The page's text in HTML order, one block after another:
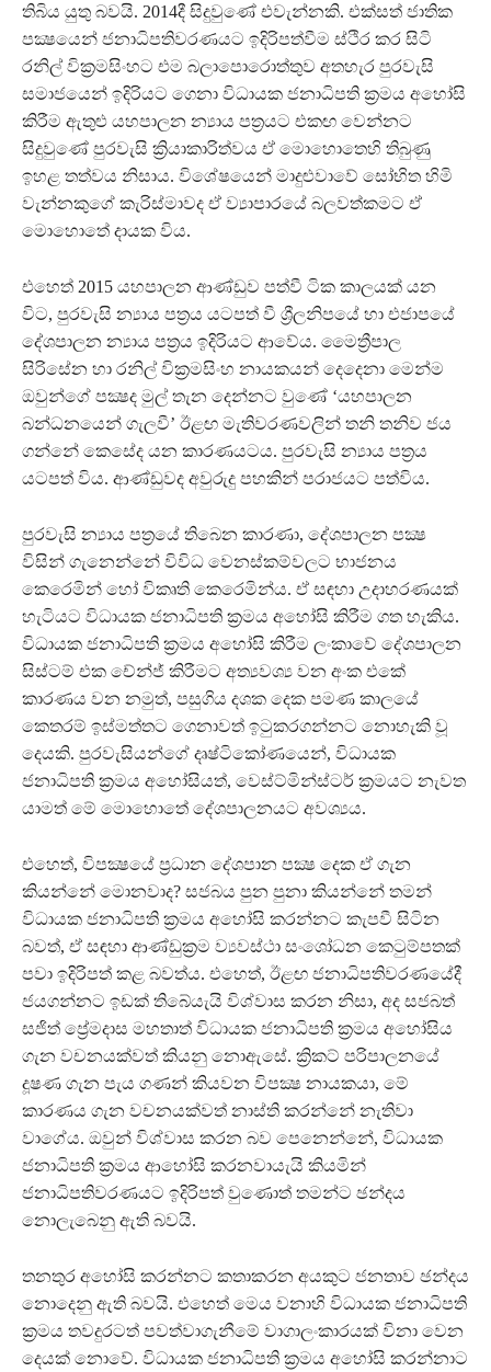
තිබිය යුතු බවයි. 2014දී සිදුවුණේ එවැන්නකි. එක්සත් ජාතික
පක්‍ෂයෙන් ජනාධිපතිවරණයට ඉදිරිපත්වීම ස්ථිර කර සිටි
රනිල් වික්‍රමසිංහට එම බලාපොරොත්තුව අතහැර පුරවැසි
සමාජයෙන් ඉදිරියට ගෙනා විධායක ජනාධිපති ක්‍රමය අහෝසි
කිරීම ඇතුළු යහපාලන න්‍යාය පත්‍රයට එකඟ වෙන්නට
සිදුවුණේ පුරවැසි ක්‍රියාකාරිත්වය ඒ මොහොතෙහි තිබුණු
ඉහළ තත්වය නිසාය. විශේෂයෙන් මාදුළුවාවේ සෝභිත හිමි
වැන්නකුගේ කැරිස්මාවද ඒ ව්‍යාපාරයේ බලවත්කමට ඒ
මොහොතේ දායක විය.
එහෙත් 2015 යහපාලන ආණ්ඩුව පත්වී ටික කාලයක් යන
විට, පුරවැසි න්‍යාය පත්‍රය යටපත් වී ශ්‍රීලනිපයේ හා එජාපයේ
දේශපාලන න්‍යාය පත්‍රය ඉදිරියට ආවේය. මෛත්‍රීපාල
සිරිසේන හා රනිල් වික්‍රමසිංහ නායකයන් දෙදෙනා මෙන්ම
ඔවුන්ගේ පක්‍ෂද මුල් තැන දෙන්නට වුණේ ‘යහපාලන
බන්ධනයෙන් ගැලවී’ ඊළඟ මැතිවරණවලින් තනි තනිව ජය
ගන්නේ කෙසේද යන කාරණයටය. පුරවැසි න්‍යාය පත්‍රය
යටපත් විය. ආණ්ඩුවද අවුරුදු පහකින් පරාජයට පත්විය.
පුරවැසි න්‍යාය පත්‍රයේ තිබෙන කාරණා, දේශපාලන පක්‍ෂ
විසින් ගැනෙන්නේ විවිධ වෙනස්කම්වලට භාජනය
කෙරෙමින් හෝ විකෘති කෙරෙමින්ය. ඒ සඳහා උදාහරණයක්
හැටියට විධායක ජනාධිපති ක්‍රමය අහෝසි කිරීම ගත හැකිය.
විධායක ජනාධිපති ක්‍රමය අහෝසි කිරීම ලංකාවේ දේශපාලන
සිස්ටම් එක චේන්ජ් කිරීමට අත්‍යවශ්‍ය වන අංක එකේ
කාරණය වන නමුත්, පසුගිය දශක දෙක පමණ කාලයේ
කෙතරම් ඉස්මත්තට ගෙනාවත් ඉටුකරගන්නට නොහැකි වූ
දෙයකි. පුරවැසියන්ගේ දෘෂ්ටිකෝණයෙන්, විධායක
ජනාධිපති ක්‍රමය අහෝසියත්, වෙස්ට්මින්ස්ටර් ක්‍රමයට නැවත
යාමත් මේ මොහොතේ දේශපාලනයට අවශ්‍යය.
එහෙත්, විපක්‍ෂයේ ප්‍රධාන දේශපාන පක්‍ෂ දෙක ඒ ගැන
කියන්නේ මොනවාද? සජබය පුන පුනා කියන්නේ තමන්
විධායක ජනාධිපති ක්‍රමය අහෝසි කරන්නට කැපවී සිටින
බවත්, ඒ සඳහා ආණ්ඩුක්‍රම ව්‍යවස්ථා සංශෝධන කෙටුම්පතක්
පවා ඉදිරිපත් කළ බවත්ය. එහෙත්, ඊළඟ ජනාධිපතිවරණයේදී
ජයගන්නට ඉඩක් තිබේයැයි විශ්වාස කරන නිසා, අද සජබත්
සජිත් ප්‍රේමදාස මහතාත් විධායක ජනාධිපති ක්‍රමය අහෝසිය
ගැන වචනයක්වත් කියනු නොඇසේ. ක්‍රිකට් පරිපාලනයේ
දූෂණ ගැන පැය ගණන් කියවන විපක්‍ෂ නායකයා, මේ
කාරණය ගැන වචනයක්වත් නාස්ති කරන්නේ නැතිවා
වාගේය. ඔවුන් විශ්වාස කරන බව පෙනෙන්නේ, විධායක
ජනාධිපති ක්‍රමය ආහෝසි කරනවායැයි කියමින්
ජනාධිපතිවරණයට ඉදිරිපත් වුණොත් තමන්ට ඡන්දය
නොලැබෙනු ඇති බවයි.
තනතුර අහෝසි කරන්නට කතාකරන අයකුට ජනතාව ඡන්දය
නොදෙනු ඇති බවයි. එහෙත් මෙය වනාහි විධායක ජනාධිපති
ක්‍රමය තවදුරටත් පවත්වාගැනීමේ වාගාලංකාරයක් විනා වෙන
දෙයක් නොවේ. විධායක ජනාධිපති ක්‍රමය අහෝසි කරන්නාට